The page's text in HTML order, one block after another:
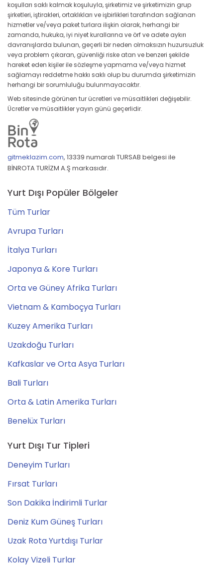
koşulları saklı kalmak koşuluyla, şirketimiz ve şirketimizin grup
şirketleri, iştirakleri, ortaklıkları ve işbirlikleri tarafından sağlanan
hizmetler ve/veya paket turlara ilişkin olarak, herhangi bir
zamanda, hukuka, iyi niyet kurallarına ve örf ve adete aykırı
davranışlarda bulunan, geçerli bir neden olmaksızın huzursuzluk
veya problem çıkaran, güvenliği riske atan ve benzeri şekilde
hareket eden kişiler ile sözleşme yapmama ve/veya hizmet
sağlamayı reddetme hakkı saklı olup bu durumda şirketimizin
herhangi bir sorumluluğu bulunmayacaktır.
Web sitesinde görünen tur ücretleri ve müsaitlikleri değişebilir.
Ücretler ve müsaitlikler yayın günü geçerlidir.
gitmeklazim.com, 13339 numaralı TURSAB belgesi ile
BİNROTA TURİZM A.Ş markasıdır.
Yurt Dışı Popüler Bölgeler
Tüm Turlar
Avrupa Turları
İtalya Turları
Japonya & Kore Turları
Orta ve Güney Afrika Turları
Vietnam & Kamboçya Turları
Kuzey Amerika Turları
Uzakdoğu Turları
Kafkaslar ve Orta Asya Turları
Bali Turları
Orta & Latin Amerika Turları
Benelüx Turları
Yurt Dışı Tur Tipleri
Deneyim Turları
Fırsat Turları
Son Dakika İndirimli Turlar
Deniz Kum Güneş Turları
Uzak Rota Yurtdışı Turlar
Kolay Vizeli Turlar